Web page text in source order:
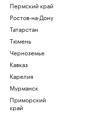
Пермский край
Ростов-на-Дону
Татарстан
Тюмень
Черноземье
Кавказ
Карелия
Мурманск
Приморский
край